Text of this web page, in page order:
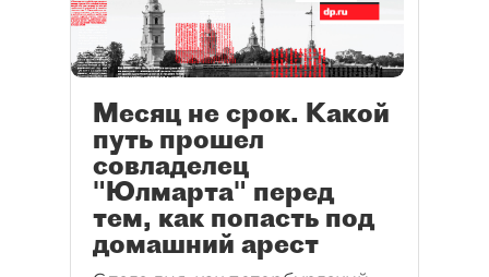
Месяц не срок. Какой
путь прошел
совладелец
"Юлмарта" перед
тем, как попасть под
домашний арест